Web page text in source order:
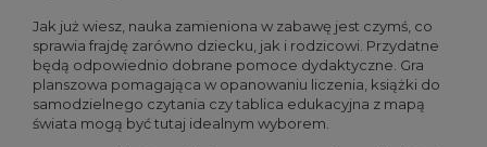
Jak już wiesz, nauka zamieniona w zabawę jest czymś, co
sprawia frajdę zarówno dziecku, jak i rodzicowi. Przydatne
będą odpowiednio dobrane pomoce dydaktyczne. Gra
planszowa pomagająca w opanowaniu liczenia, książki do
samodzielnego czytania czy tablica edukacyjna z mapą
świata mogą być tutaj idealnym wyborem.